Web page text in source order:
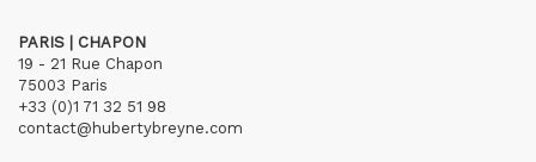
PARIS | CHAPON
19 - 21 Rue Chapon
75003 Paris
+33 (0)1 71 32 51 98
contact@hubertybreyne.com